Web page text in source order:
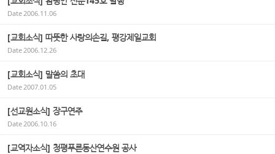
Date2006.11.06
[교회소식] 따뜻한 사랑의손길, 평강제일교회
Date2006.12.26
[교회소식] 말씀의 초대
Date2007.01.05
[선교원소식] 장구연주
Date2006.10.16
[교역자소식] 청평푸른동산연수원 공사